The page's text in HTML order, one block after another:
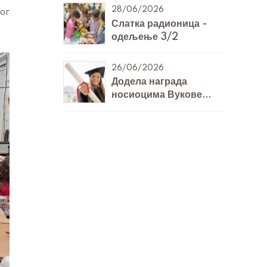
28/06/2026
Слатка радионица -
одељење 3/2
26/06/2026
Додела награда
носиоцима Вукове